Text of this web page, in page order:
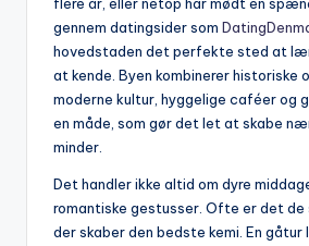
gennem datingsider som
hovedstaden det perfekte sted at
at kende. Byen kombinerer historiske
moderne kultur, hyggelige caféer og
en måde, som gør det let at skabe
minder.
Det handler ikke altid om dyre
romantiske gestusser. Ofte er det de
der skaber den bedste kemi. En gåtur